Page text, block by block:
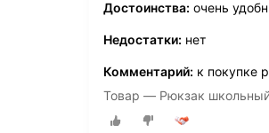
Достоинства: очень
Недостатки: нет
Комментарий: к покупке
Товар — Рюкзак